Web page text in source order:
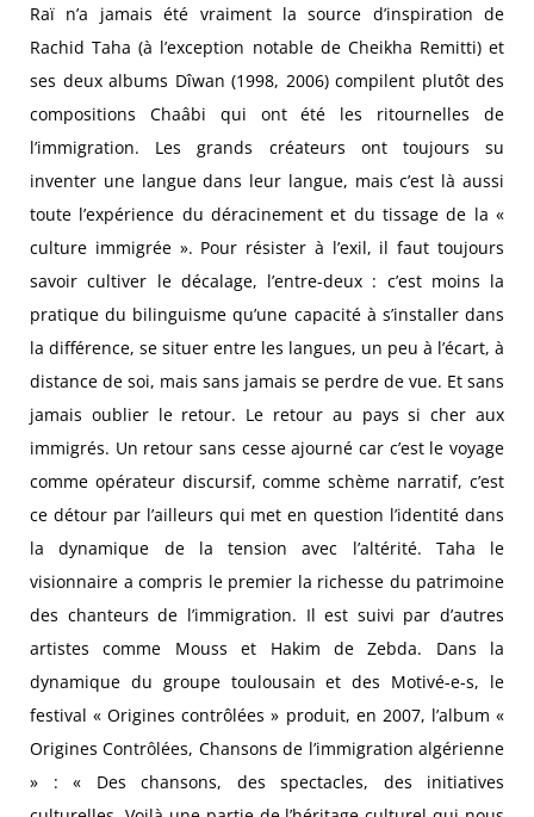
Raï n’a jamais été vraiment la source d’inspiration de
Rachid Taha (à l’exception notable de Cheikha Remitti) et
ses deux albums Dîwan (1998, 2006) compilent plutôt des
compositions Chaâbi qui ont été les ritournelles de
l’immigration. Les grands créateurs ont toujours su
inventer une langue dans leur langue, mais c’est là aussi
toute l’expérience du déracinement et du tissage de la «
culture immigrée ». Pour résister à l’exil, il faut toujours
savoir cultiver le décalage, l’entre-deux : c’est moins la
pratique du bilinguisme qu’une capacité à s’installer dans
la différence, se situer entre les langues, un peu à l’écart, à
distance de soi, mais sans jamais se perdre de vue. Et sans
jamais oublier le retour. Le retour au pays si cher aux
immigrés. Un retour sans cesse ajourné car c’est le voyage
comme opérateur discursif, comme schème narratif, c’est
ce détour par l’ailleurs qui met en question l’identité dans
la dynamique de la tension avec l’altérité. Taha le
visionnaire a compris le premier la richesse du patrimoine
des chanteurs de l’immigration. Il est suivi par d’autres
artistes comme Mouss et Hakim de Zebda. Dans la
dynamique du groupe toulousain et des Motivé-e-s, le
festival « Origines contrôlées » produit, en 2007, l’album «
Origines Contrôlées, Chansons de l’immigration algérienne
» : « Des chansons, des spectacles, des initiatives